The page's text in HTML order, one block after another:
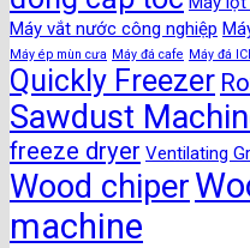
Máy vắt nước công nghiệp
Máy ép mùn cưa Máy đá cafe Máy đá
Quickly Freezer
Sawdust
freeze dryer Ventilating
Wood chiper
machine